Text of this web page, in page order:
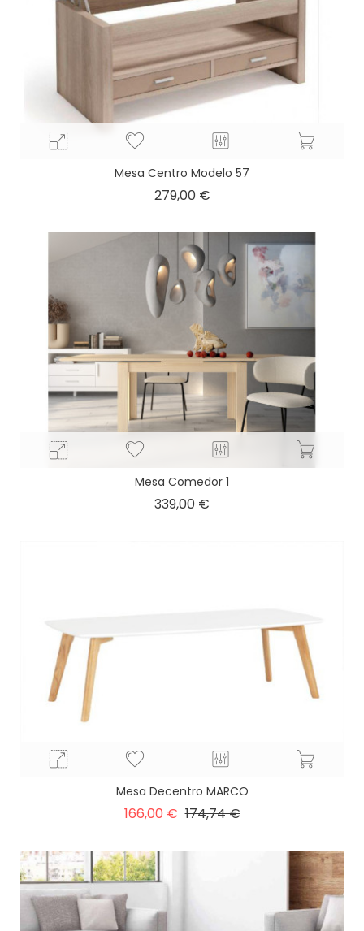
Mesa Centro Modelo 57
279,00 €Precio
Mesa Comedor 1
339,00 €
Mesa Decentro MARCO
166,00 € Precio
174,74 €Precio